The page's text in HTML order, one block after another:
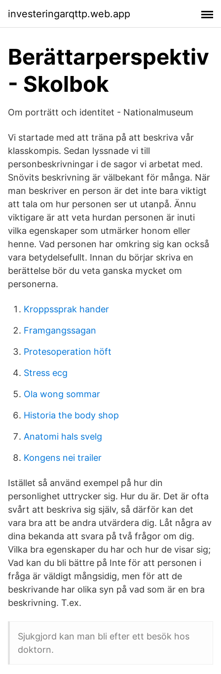
investeringarqttp.web.app
Berättarperspektiv
- Skolbok
Om porträtt och identitet - Nationalmuseum
Vi startade med att träna på att beskriva vår
klasskompis. Sedan lyssnade vi till
personbeskrivningar i de sagor vi arbetat med.
Snövits beskrivning är välbekant för många. När
man beskriver en person är det inte bara viktigt
att tala om hur personen ser ut utanpå. Ännu
viktigare är att veta hurdan personen är inuti
vilka egenskaper som utmärker honom eller
henne. Vad personen har omkring sig kan också
vara betydelsefullt. Innan du börjar skriva en
berättelse bör du veta ganska mycket om
personerna.
Kroppssprak hander
Framgangssagan
Protesoperation höft
Stress ecg
Ola wong sommar
Historia the body shop
Anatomi hals svelg
Kongens nei trailer
Istället så använd exempel på hur din
personlighet uttrycker sig. Hur du är. Det är ofta
svårt att beskriva sig själv, så därför kan det
vara bra att be andra utvärdera dig. Låt några av
dina bekanda att svara på två frågor om dig.
Vilka bra egenskaper du har och hur de visar sig;
Vad kan du bli bättre på Inte för att personen i
fråga är väldigt mångsidig, men för att de
beskrivande har olika syn på vad som är en bra
beskrivning. T.ex.
Sjukgjord kan man bli efter ett besök hos
doktorn.